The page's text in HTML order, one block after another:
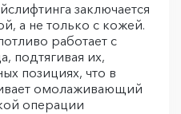
заключается
а не только с кожей.
работает с
подтягивая их,
позициях, что в
омолаживающий
операции